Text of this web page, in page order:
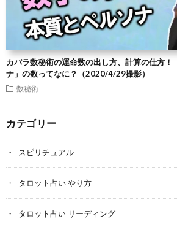
カバラ数秘術の運命数の出し方、計算の仕方！
ナ」の数ってなに？（2020/4/29撮影）
数秘術
カテゴリー
スピリチュアル
タロット占い やり方
タロット占い リーディング